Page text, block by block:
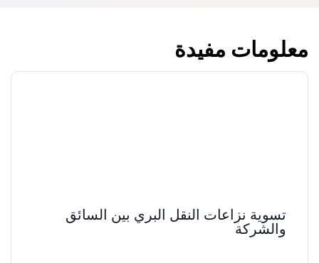
معلومات مفيدة
تسوية نزاعات النقل البري بين السائق
والشركة